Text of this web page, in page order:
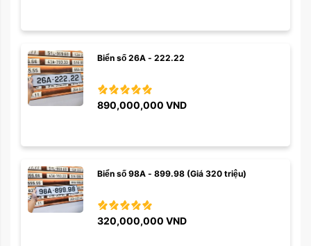
Biển số 26A - 222.22
890,000,000 VND
Biển số 98A - 899.98 (Giá 320 triệu)
320,000,000 VND